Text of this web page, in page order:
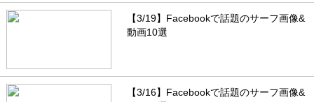
【3/19】Facebookで話題のサーフ画像&
動画10選
【3/16】Facebookで話題のサーフ画像&